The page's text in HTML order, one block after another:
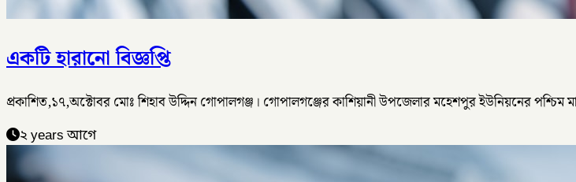
একটি হারানো বিজ্ঞপ্তি
প্রকাশিত,১৭,অক্টোবর মোঃ শিহাব উদ্দিন গোপালগঞ্জ। গোপালগঞ্জের কাশিয়ানী উপজেলার মহেশপুর ইউনিয়নের
২ years আগে